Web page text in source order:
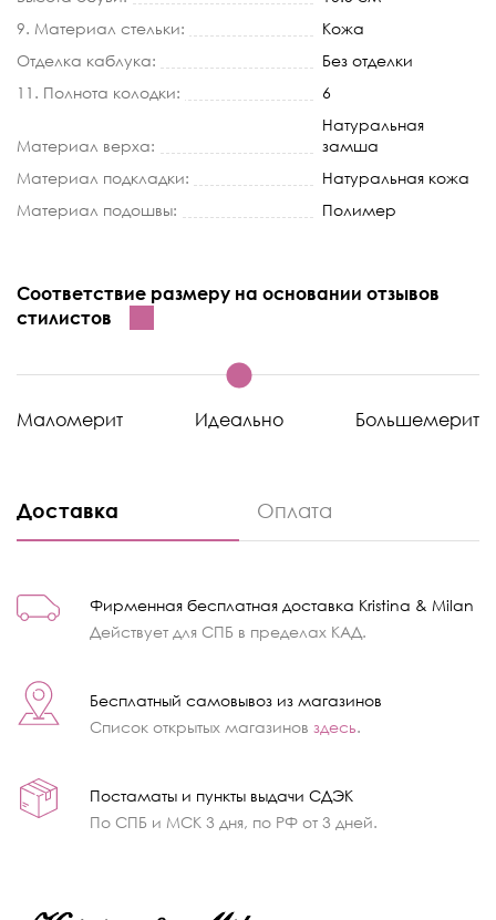
9. Материал стельки:
Кожа
Отделка каблука:
Без отделки
11. Полнота колодки:
6
Материал верха:
Натуральная
замша
Материал подкладки:
Натуральная кожа
Материал подошвы:
Полимер
Соответствие размеру на основании отзывов
стилистов
Маломерит Идеально Большемерит
Доставка Оплата
Фирменная бесплатная доставка Kristina & Milan
Действует для СПБ в пределах КАД.
Бесплатный самовывоз из магазинов
Список открытых магазинов здесь.
Постаматы и пункты выдачи СДЭК
По СПБ и МСК 3 дня, по РФ от 3 дней.